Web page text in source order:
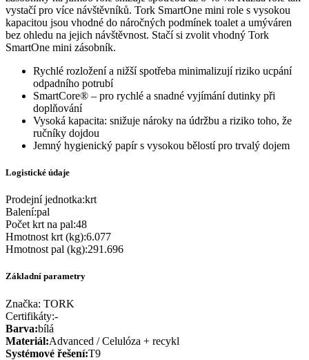
vystačí pro více návštěvníků. Tork SmartOne mini role s vysokou
kapacitou jsou vhodné do náročných podmínek toalet a umýváren
bez ohledu na jejich návštěvnost. Stačí si zvolit vhodný Tork
SmartOne mini zásobník.
Rychlé rozložení a nižší spotřeba minimalizují riziko ucpání
odpadního potrubí
SmartCore® – pro rychlé a snadné vyjímání dutinky při
doplňování
Vysoká kapacita: snižuje nároky na údržbu a riziko toho, že
ručníky dojdou
Jemný hygienický papír s vysokou bělostí pro trvalý dojem
Logistické údaje
Prodejní jednotka:krt
Balení:pal
Počet krt na pal:48
Hmotnost krt (kg):6.077
Hmotnost pal (kg):291.696
Základní parametry
Značka: TORK
Certifikáty:-
Barva:bílá
Materiál:Advanced / Celulóza + recykl
Systémové řešení:T9